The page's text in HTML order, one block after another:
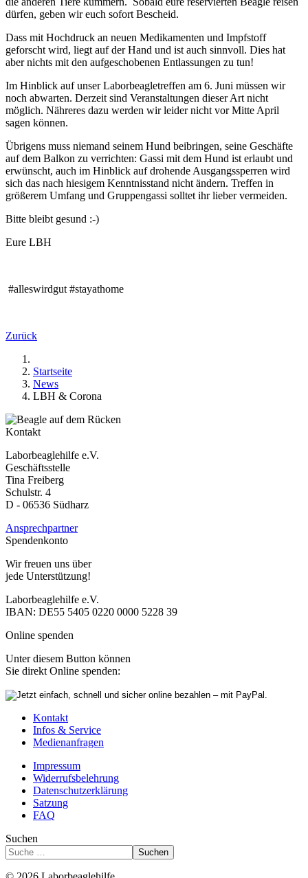
dürfen, geben wir euch sofort Bescheid.
Dass mit Hochdruck an neuen Medikamenten und Impfstoff
geforscht wird, liegt auf der Hand und ist auch sinnvoll. Dies hat
aber nichts mit den aufgeschobenen Entlassungen zu tun!
Im Hinblick auf unser Laborbeagletreffen am 6. Juni müssen wir
noch abwarten. Derzeit sind Veranstaltungen dieser Art nicht
möglich. Nähreres dazu werden wir leider nicht vor Mitte April
sagen können.
Übrigens muss niemand seinem Hund beibringen, seine Geschäfte
auf dem Balkon zu verrichten: Gassi mit dem Hund ist erlaubt und
erwünscht, auch im Hinblick auf drohende Ausgangssperren wird
sich das nach hiesigem Kenntnisstand nicht ändern. Treffen in
größerem Umfang und Gruppengassi solltet ihr lieber vermeiden.
Bitte bleibt gesund :-)
Eure LBH
#alleswirdgut #stayathome
Zurück
Startseite
News
LBH & Corona
Kontakt
Laborbeaglehilfe e.V.
Geschäftsstelle
Tina Freiberg
Schulstr. 4
D - 06536 Südharz
Ansprechpartner
Spendenkonto
Wir freuen uns über
jede Unterstützung!
Laborbeaglehilfe e.V.
IBAN: DE55 5405 0220 0000 5228 39
Online spenden
Unter diesem Button können
Sie direkt Online spenden:
Kontakt
Infos & Service
Medienanfragen
Impressum
Widerrufsbelehrung
Datenschutzerklärung
Satzung
FAQ
Suchen
Suchen